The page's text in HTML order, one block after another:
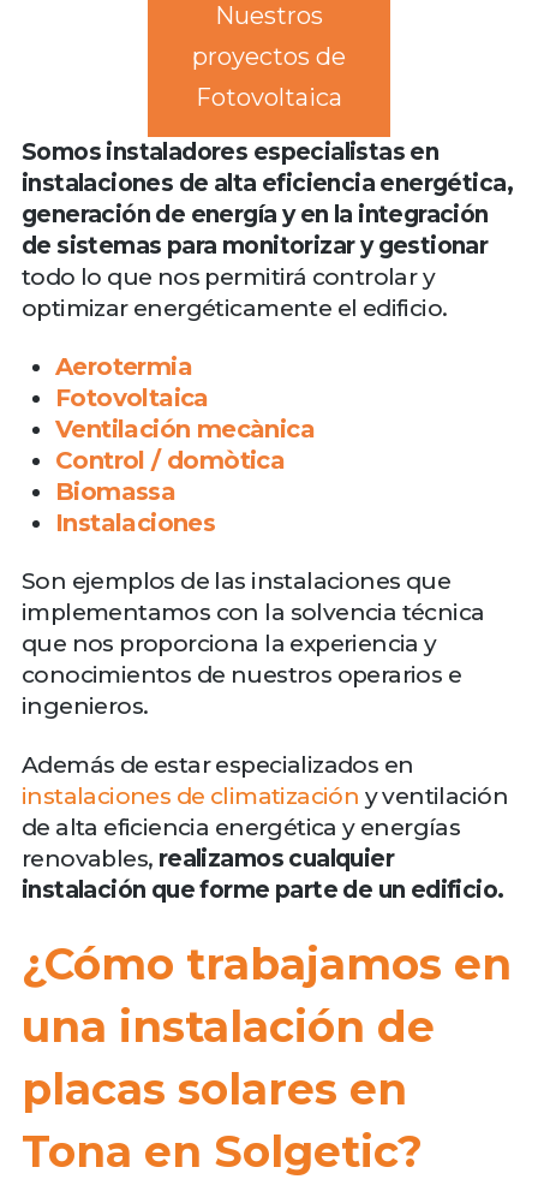
Nuestros
proyectos de
Fotovoltaica
Somos instaladores especialistas en
instalaciones de alta eficiencia energética,
generación de energía y en la integración
de sistemas para monitorizar y gestionar
todo lo que nos permitirá controlar y
optimizar energéticamente el edificio.
Aerotermia
Fotovoltaica
Ventilación mecànica
Control / domòtica
Biomassa
Instalaciones
Son ejemplos de las instalaciones que
implementamos con la solvencia técnica
que nos proporciona la experiencia y
conocimientos de nuestros operarios e
ingenieros.
Además de estar especializados en
instalaciones de climatización y ventilación
de alta eficiencia energética y energías
renovables, realizamos cualquier
instalación que forme parte de un edificio.
¿Cómo trabajamos en
una instalación de
placas solares en
Tona en Solgetic?